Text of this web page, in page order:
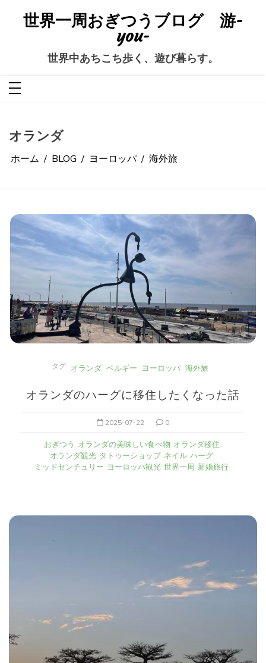
世界一周おぎつうブログ 游-
you-
世界中あちこち歩く、遊び暮らす。
オランダ
ホーム BLOG ヨーロッパ 海外旅
タグ: オランダ ベルギー ヨーロッパ 海外旅
オランダのハーグに移住したくなった話
2025-07-22 0
おぎつう オランダの美味しい食べ物 オランダ移住
オランダ観光 タトゥーショップ ネイル ハーグ
ミッドセンチュリー ヨーロッパ観光 世界一周 新婚旅行